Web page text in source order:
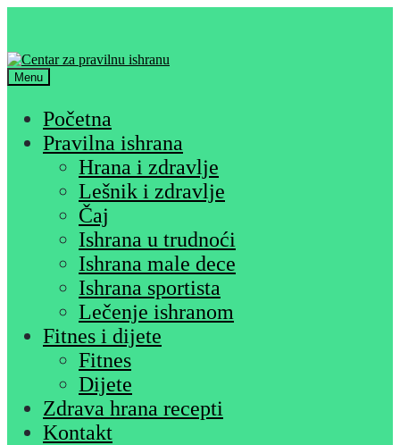
Menu
Početna
Pravilna ishrana
Hrana i zdravlje
Lešnik i zdravlje
Čaj
Ishrana u trudnoći
Ishrana male dece
Ishrana sportista
Lečenje ishranom
Fitnes i dijete
Fitnes
Dijete
Zdrava hrana recepti
Kontakt